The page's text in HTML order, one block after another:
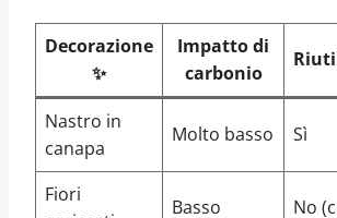
Decorazione
✨
Impatto di
carbonio
Nastro in
canapa
Molto basso Sì
Fiori
Basso No